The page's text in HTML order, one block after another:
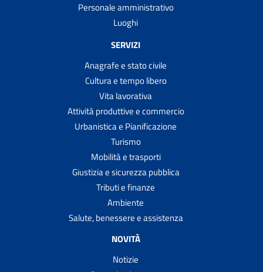
Personale amministrativo
Luoghi
SERVIZI
Anagrafe e stato civile
Cultura e tempo libero
Vita lavorativa
Attività produttive e commercio
Urbanistica e Pianificazione
Turismo
Mobilità e trasporti
Giustizia e sicurezza pubblica
Tributi e finanze
Ambiente
Salute, benessere e assistenza
NOVITÀ
Notizie